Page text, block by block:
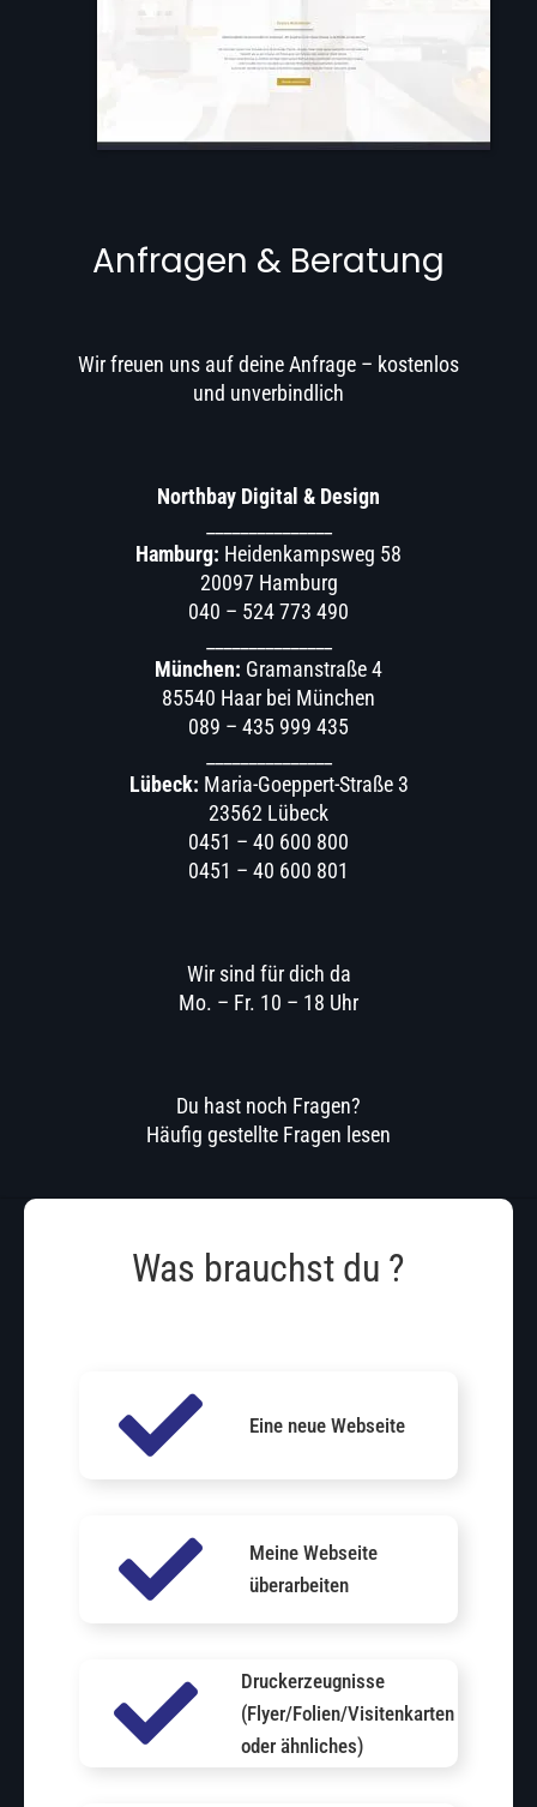
Anfragen & Beratung
Wir freuen uns auf deine Anfrage – kostenlos
und unverbindlich
Northbay Digital & Design
Hamburg: Heidenkampsweg 58
20097 Hamburg
040 – 524 773 490
München: Gramanstraße 4
85540 Haar bei München
089 – 435 999 435
Lübeck: Maria-Goeppert-Straße 3
23562 Lübeck
0451 – 40 600 800
0451 – 40 600 801
Wir sind für dich da
Mo. – Fr. 10 – 18 Uhr
Du hast noch Fragen?
Häufig gestellte Fragen lesen
Was brauchst du ?
Eine neue Webseite
Meine Webseite
überarbeiten
Druckerzeugnisse
(Flyer/Folien/Visitenkarten
oder ähnliches)